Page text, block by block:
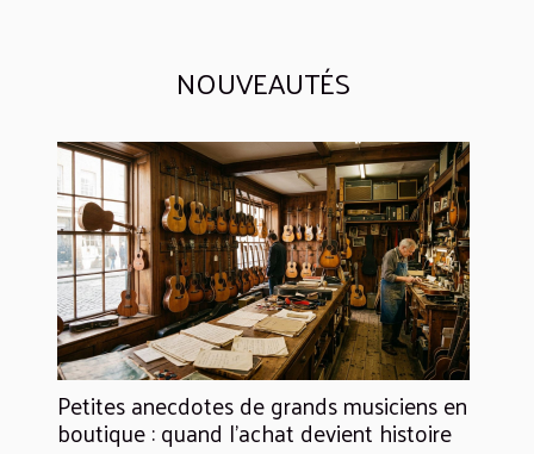
NOUVEAUTÉS
Petites anecdotes de grands musiciens en
boutique : quand l’achat devient histoire